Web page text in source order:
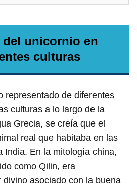
del unicornio en
culturas
representado de diferentes
culturas a lo largo de la
Grecia, se creía que el
real que habitaba en las
India. En la mitología china,
como Qilin, era
divino asociado con la buena